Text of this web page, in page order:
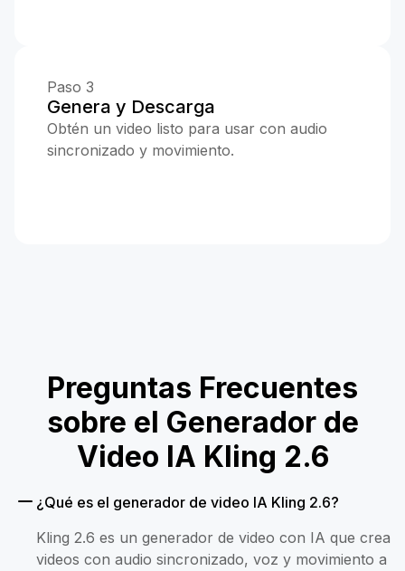
Paso 3
Genera y Descarga
Obtén un video listo para usar con audio
sincronizado y movimiento.
Preguntas Frecuentes
sobre el Generador de
Video IA Kling 2.6
¿Qué es el generador de video IA Kling 2.6?
Kling 2.6 es un generador de video con IA que crea
videos con audio sincronizado, voz y movimiento a